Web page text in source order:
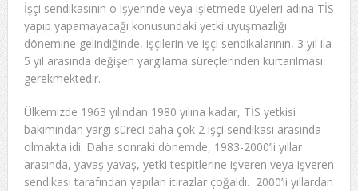
İşçi sendikasının o işyerinde veya işletmede üyeleri adına TİS
yapıp yapamayacağı konusundaki yetki uyuşmazlığı
dönemine gelindiğinde, işçilerin ve işçi sendikalarının, 3 yıl ila
5 yıl arasında değişen yargılama süreçlerinden kurtarılması
gerekmektedir.
Ülkemizde 1963 yılından 1980 yılına kadar, TİS yetkisi
bakımından yargı süreci daha çok 2 işçi sendikası arasında
olmakta idi. Daha sonraki dönemde, 1983-2000’li yıllar
arasında, yavaş yavaş, yetki tespitlerine işveren veya işveren
sendikası tarafından yapılan itirazlar çoğaldı. 2000’li yıllardan